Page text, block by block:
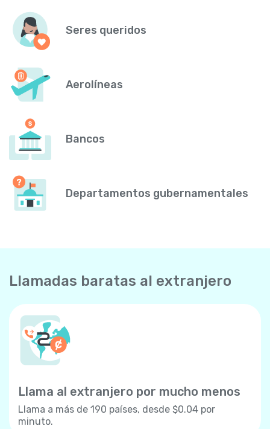
Seres queridos
Aerolíneas
Bancos
Departamentos gubernamentales
Llamadas baratas al extranjero
Llama al extranjero por mucho menos
Llama a más de 190 países, desde $0.04 por
minuto.